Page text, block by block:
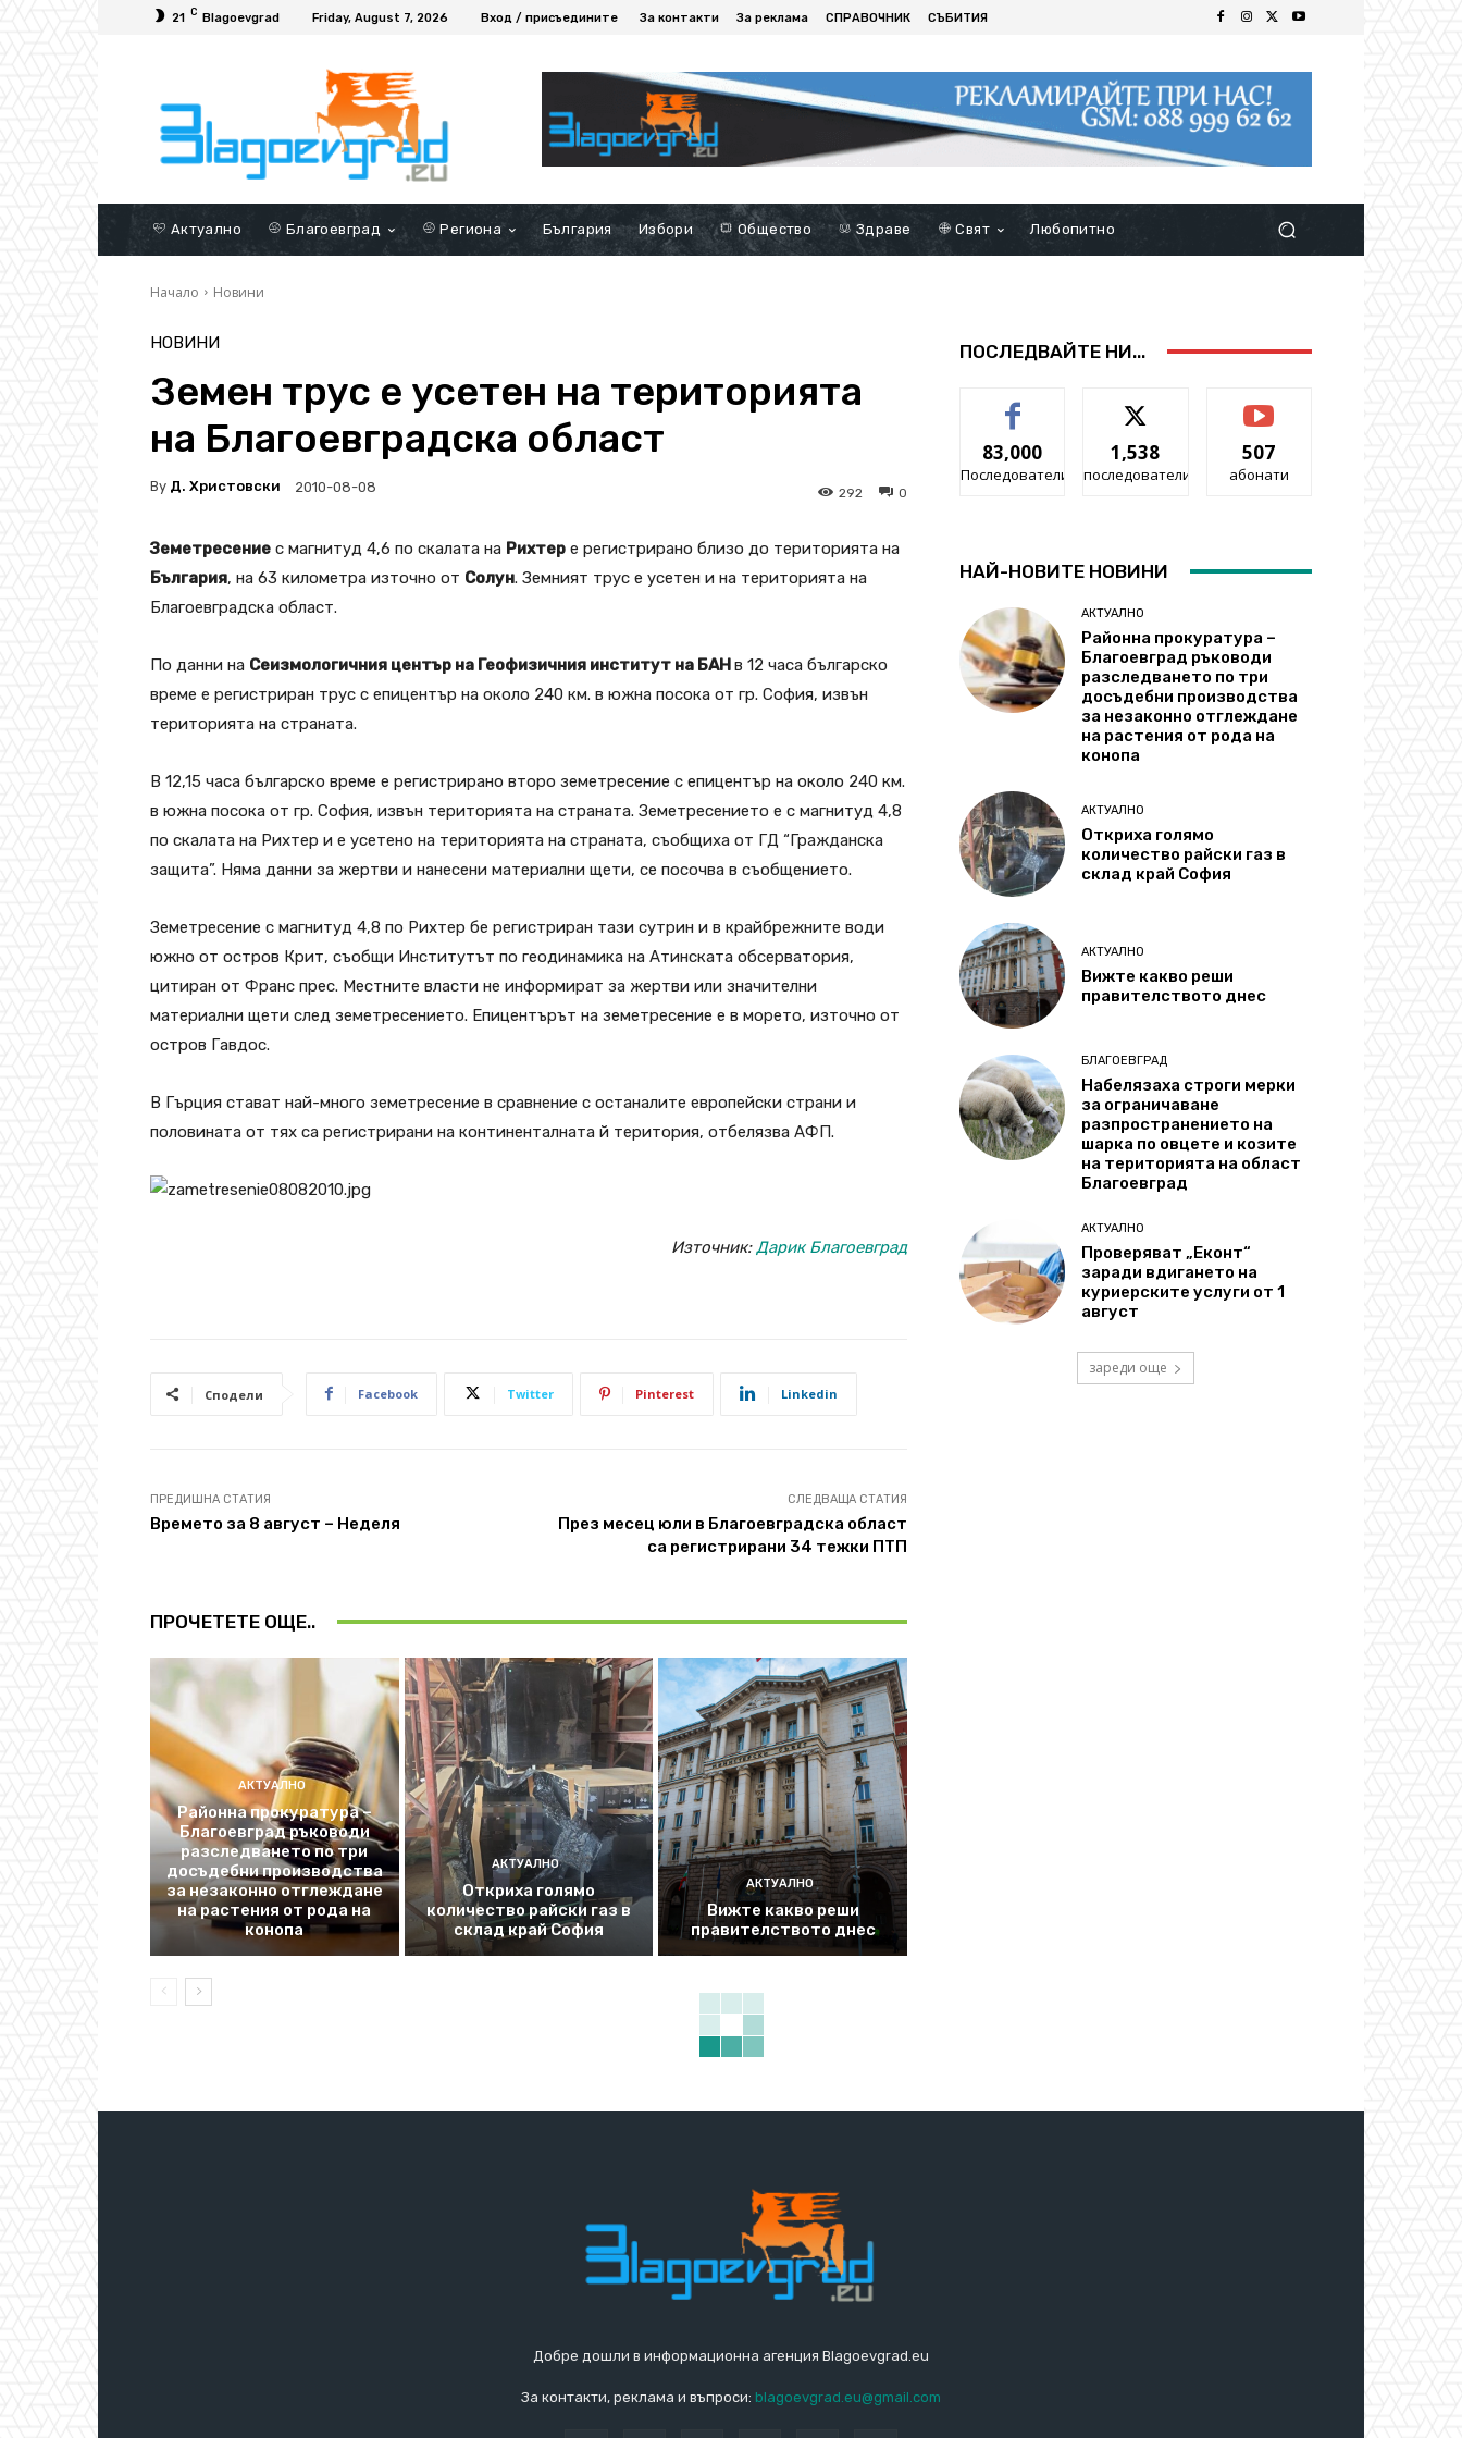
21 C Blagoevgrad Friday, August 7, 2026 Вход / присъедините За контакти За реклама СПРАВОЧНИК СЪБИТИЯ
Актуално Благоевград Региона България Избори Общество Здраве Свят Любопитно
Начало Новини
НОВИНИ
Земен трус е усетен на територията
на Благоевградска област
By Д. Христовски 2010-08-08 0
292
Земетресение с магнитуд 4,6 по скалата на Рихтер е регистрирано близо до територията на
България, на 63 километра източно от Солун. Земният трус е усетен и на територията на
Благоевградска област.
По данни на Сеизмологичния център на Геофизичния институт на БАНв 12 часа българско
време е регистриран трус с епицентър на около 240 км. в южна посока от гр. София, извън
територията на страната.
В 12,15 часа българско време е регистрирано второ земетресение с епицентър на около 240 км.
в южна посока от гр. София, извън територията на страната. Земетресението е с магнитуд 4,8
по скалата на Рихтер и е усетено на територията на страната, съобщиха от ГД “Гражданска
защита”. Няма данни за жертви и нанесени материални щети, се посочва в съобщението.
Земетресение с магнитуд 4,8 по Рихтер бе регистриран тази сутрин и в крайбрежните води
южно от остров Крит, съобщи Институтът по геодинамика на Атинската обсерватория,
цитиран от Франс прес. Местните власти не информират за жертви или значителни
материални щети след земетресението. Епицентърът на земетресение е в морето, източно от
остров Гавдос.
В Гърция стават най-много земетресение в сравнение с останалите европейски страни и
половината от тях са регистрирани на континенталната й територия, отбелязва АФП.
Източник:Дарик Благоевград
Сподели Facebook Twitter Pinterest Linkedin
ПРЕДИШНА СТАТИЯ
Времето за 8 август – Неделя
СЛЕДВАЩА СТАТИЯ
През месец юли в Благоевградска област
са регистрирани 34 тежки ПТП
ПРОЧЕТЕТЕ ОЩЕ..
АКТУАЛНО
Районна прокуратура –
Благоевград ръководи
разследването по три
досъдебни производства
за незаконно отглеждане
на растения от рода на
конопа
АКТУАЛНО
Откриха голямо
количество райски газ в
склад край София
АКТУАЛНО
Вижте какво реши
правителството днес
ПОСЛЕДВАЙТЕ НИ...
83,000
Последователи
1,538
последователи
507
абонати
НАЙ-НОВИТЕ НОВИНИ
АКТУАЛНО
Районна прокуратура –
Благоевград ръководи
разследването по три
досъдебни производства
за незаконно отглеждане
на растения от рода на
конопа
АКТУАЛНО
Откриха голямо
количество райски газ в
склад край София
АКТУАЛНО
Вижте какво реши
правителството днес
БЛАГОЕВГРАД
Набелязаха строги мерки
за ограничаване
разпространението на
шарка по овцете и козите
на територията на област
Благоевград
АКТУАЛНО
Проверяват „Еконт“
заради вдигането на
куриерските услуги от 1
август
зареди още
Добре дошли в информационна агенция Blagoevgrad.eu
За контакти, реклама и въпроси: blagoevgrad.eu@gmail.com